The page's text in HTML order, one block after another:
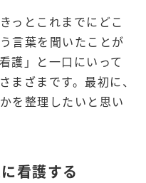
っとこれまでにどこ
言葉を聞いたことが
護」と一口にいって
まざまです。最初に、
を整理したいと思い
看護する